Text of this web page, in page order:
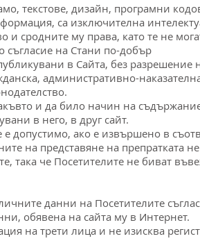
текстове, дизайн, програмни
са изключителна
и сродните му права, като те не
съгласие на Стани по-добър
в Сайта, без разрешение
административно-
и да било начин на
в него, в друг сайт.
допустимо, ако е извършено в
на представяне на препратката
така че Посетителите не биват
данни на Посетителите
обявена на сайта му в Интернет.
на трети лица и не изисква